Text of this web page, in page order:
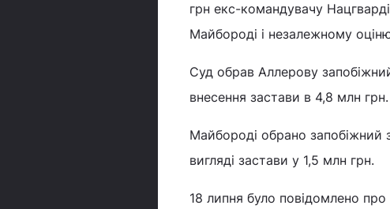
грн екс-командувачу
Майбороді і незалежному
Суд обрав Аллерову
внесення застави в 4,8 млн
Майбороді обрано запобіжний
вигляді застави у 1,5 млн грн.
18 липня було повідомлено